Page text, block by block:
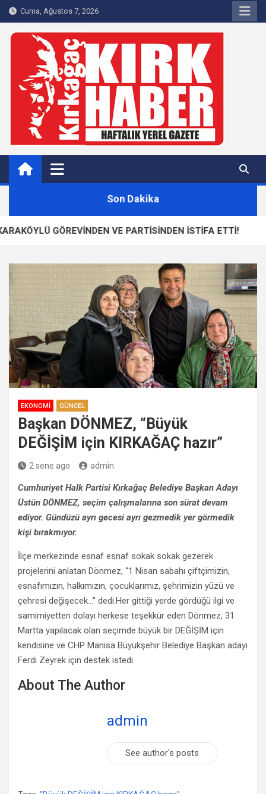
Skip
to
content
Cuma, Ağustos 7, 2026
Kırkağaç 40Haber
Kırkağaç'ın Yerel Haber Sitesi
Son Dakika
GÖREVİNDEN VE PARTİSİNDEN İSTİFA ETTİ!
EKONOMI GÜNCEL
Başkan DÖNMEZ, “Büyük
DEĞİŞİM için KIRKAĞAÇ hazır”
2 sene ago admin
Cumhuriyet Halk Partisi Kırkağaç Belediye Başkan Adayı
Üstün DÖNMEZ, seçim çalışmalarına son sürat devam
ediyor. Gündüzü ayrı gecesi ayrı gezmedik yer görmedik
kişi bırakmıyor.
İlçe merkezinde esnaf esnaf sokak sokak gezerek
projelerini anlatan Dönmez, “1 Nisan sabahı çiftçimizin,
esnafımızın, halkımızın, çocuklarımız, şehrimizin yüzü ve
çehresi değişecek…” dedi.Her gittiği yerde gördüğü ilgi ve
samimiyetten dolayı herkese teşekkür eden Dönmez, 31
Martta yapılacak olan seçimde büyük bir DEĞİŞİM için
kendisine ve CHP Manisa Büyükşehir Belediye Başkan adayı
Ferdi Zeyrek için destek istedi.
About The Author
admin
See author's posts